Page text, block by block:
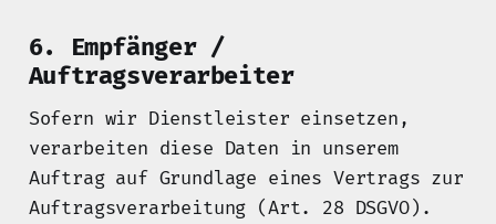
6. Empfänger /
Auftragsverarbeiter
Sofern wir Dienstleister einsetzen,
verarbeiten diese Daten in unserem
Auftrag auf Grundlage eines Vertrags zur
Auftragsverarbeitung (Art. 28 DSGVO).